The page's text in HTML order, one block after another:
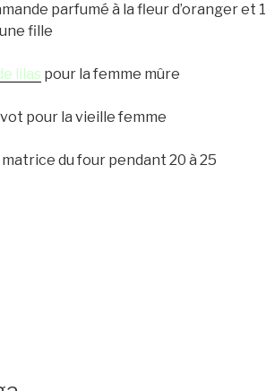
parfumé à la fleur d’oranger et 1
fille
lilas pour la femme mûre
pour la vieille femme
du four pendant 20 à 25